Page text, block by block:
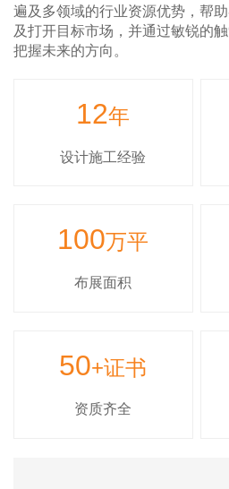
遍及多领域的行业资源优势，帮
及打开目标市场，并通过敏锐的
把握未来的方向。
12年
设计施工经验
100万平
布展面积
50+证书
资质齐全